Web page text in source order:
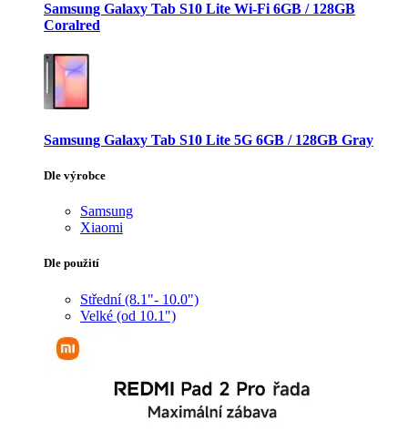
Samsung Galaxy Tab S10 Lite Wi-Fi 6GB / 128GB
Coralred
Samsung Galaxy Tab S10 Lite 5G 6GB / 128GB Gray
Dle výrobce
Samsung
Xiaomi
Dle použití
Střední (8.1"- 10.0")
Velké (od 10.1")